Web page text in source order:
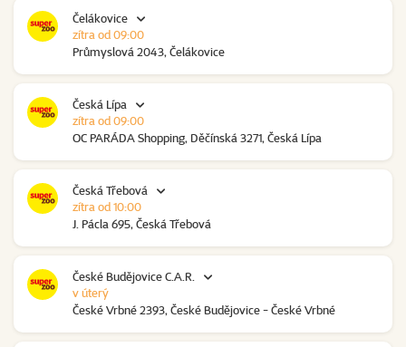
Čelákovice
Průmyslová 2043, Čelákovice
zítra od 09:00
Česká Lípa
OC PARÁDA Shopping, Děčínská 3271, Česká Lípa
zítra od 09:00
Česká Třebová
J. Pácla 695, Česká Třebová
zítra od 10:00
České Budějovice C.A.R.
České Vrbné 2393, České Budějovice - České Vrbné
v úterý